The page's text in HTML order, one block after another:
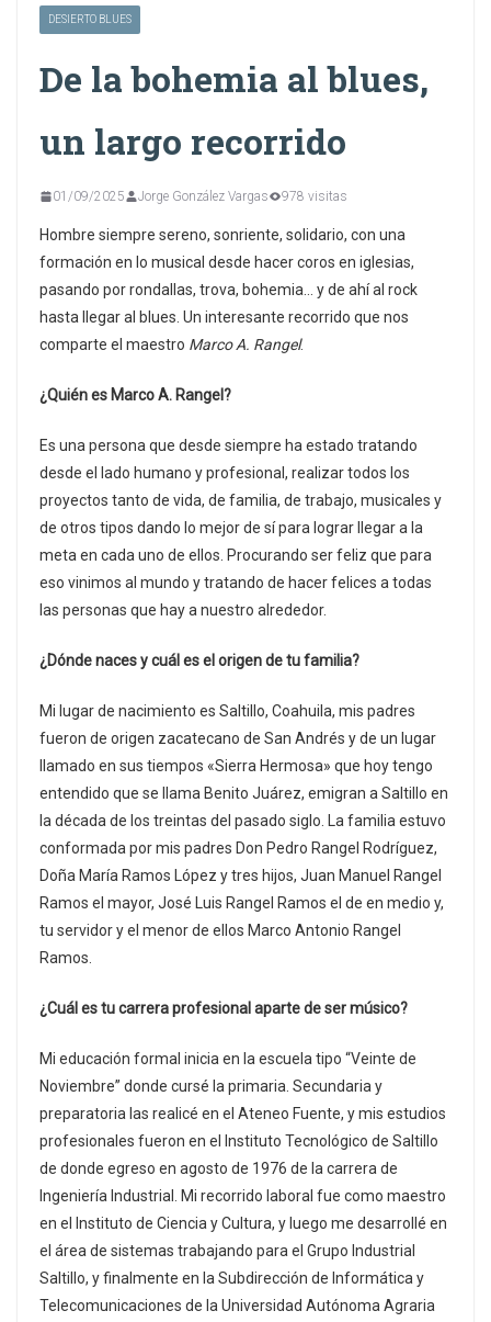
DESIERTO BLUES
De la bohemia al blues,
un largo recorrido
01/09/2025 Jorge González Vargas 978 visitas
Hombre siempre sereno, sonriente, solidario, con una
formación en lo musical desde hacer coros en iglesias,
pasando por rondallas, trova, bohemia… y de ahí al rock
hasta llegar al blues. Un interesante recorrido que nos
comparte el maestro Marco A. Rangel.
¿Quién es Marco A. Rangel?
Es una persona que desde siempre ha estado tratando
desde el lado humano y profesional, realizar todos los
proyectos tanto de vida, de familia, de trabajo, musicales y
de otros tipos dando lo mejor de sí para lograr llegar a la
meta en cada uno de ellos. Procurando ser feliz que para
eso vinimos al mundo y tratando de hacer felices a todas
las personas que hay a nuestro alrededor.
¿Dónde naces y cuál es el origen de tu familia?
Mi lugar de nacimiento es Saltillo, Coahuila, mis padres
fueron de origen zacatecano de San Andrés y de un lugar
llamado en sus tiempos «Sierra Hermosa» que hoy tengo
entendido que se llama Benito Juárez, emigran a Saltillo en
la década de los treintas del pasado siglo. La familia estuvo
conformada por mis padres Don Pedro Rangel Rodríguez,
Doña María Ramos López y tres hijos, Juan Manuel Rangel
Ramos el mayor, José Luis Rangel Ramos el de en medio y,
tu servidor y el menor de ellos Marco Antonio Rangel
Ramos.
¿Cuál es tu carrera profesional aparte de ser músico?
Mi educación formal inicia en la escuela tipo “Veinte de
Noviembre” donde cursé la primaria. Secundaria y
preparatoria las realicé en el Ateneo Fuente, y mis estudios
profesionales fueron en el Instituto Tecnológico de Saltillo
de donde egreso en agosto de 1976 de la carrera de
Ingeniería Industrial. Mi recorrido laboral fue como maestro
en el Instituto de Ciencia y Cultura, y luego me desarrollé en
el área de sistemas trabajando para el Grupo Industrial
Saltillo, y finalmente en la Subdirección de Informática y
Telecomunicaciones de la Universidad Autónoma Agraria